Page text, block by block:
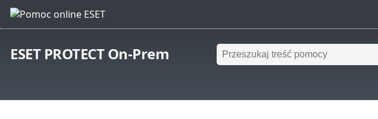
ESET PROTECT On-Prem